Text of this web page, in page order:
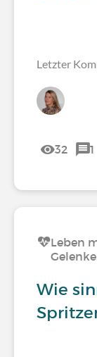
Letzter
32 1
Leben
Wie